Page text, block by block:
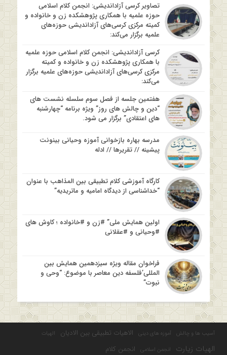
تصاویر کرسی آزاداندیشی: انجمن کلام اسلامی
حوزه علمیه با همکاری پژوهشکده زن و خانواده و
کمیته مرکزی کرسی‌های آزاداندیشی حوزه‌های
علمیه برگزار می‌کند:
کرسی آزاداندیشی: انجمن کلام اسلامی حوزه علمیه
با همکاری پژوهشکده زن و خانواده و کمیته
مرکزی کرسی‌های آزاداندیشی حوزه‌های علمیه برگزار
می‌کند:
هفتمین جلسه از فصل سوم سلسله نشست های
“دین و چالش های روز” ویژه برنامه “چهارشنبه
های اعتقادی” برگزار می شود.
مدرسه بهاره بازخوانی آموزه وحیانی بینونت
پیشینه // تقریرها // ادله
کارگاه آموزشی کلام تطبیقی بین المذاهب با عنوان
“خداشناسی از دیدگاه امامیه و ماتریدیه”
اولین همایش ملی” #زن و #خانواده ؛ کاوش های
#وحیانی و #عقلانی
فراخوان مقاله ویژه سیزدهمین همایش بین
المللی’فلسفه دین معاصر با موضوع: “وحی و
نبوت”
آسیب ها و چالش آموزه های دینی الاهیات تطبیقی بین الادیان الهیات
الهیات زیارت انجمن اسلامی
انجمن کلام